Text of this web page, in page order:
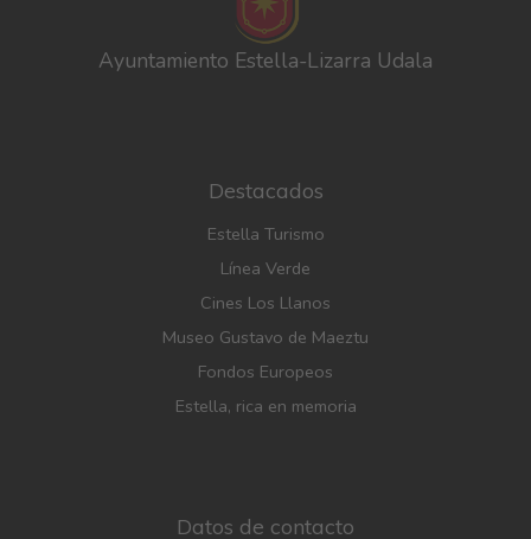
Ayuntamiento Estella-Lizarra Udala
Destacados
Estella Turismo
Línea Verde
Cines Los Llanos
Museo Gustavo de Maeztu
Fondos Europeos
Estella, rica en memoria
Datos de contacto